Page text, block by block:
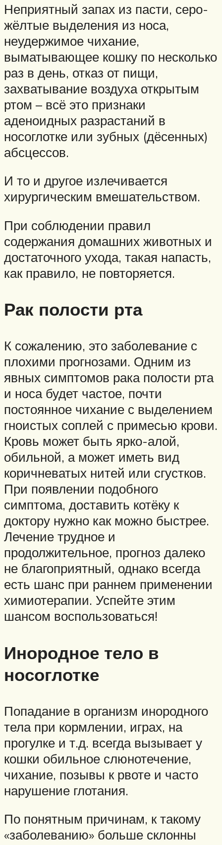
Неприятный запах из пасти, серо-
жёлтые выделения из носа,
неудержимое чихание,
выматывающее кошку по несколько
раз в день, отказ от пищи,
захватывание воздуха открытым
ртом – всё это признаки
аденоидных разрастаний в
носоглотке или зубных (дёсенных)
абсцессов.
И то и другое излечивается
хирургическим вмешательством.
При соблюдении правил
содержания домашних животных и
достаточного ухода, такая напасть,
как правило, не повторяется.
Рак полости рта
К сожалению, это заболевание с
плохими прогнозами. Одним из
явных симптомов рака полости рта
и носа будет частое, почти
постоянное чихание с выделением
гноистых соплей с примесью крови.
Кровь может быть ярко-алой,
обильной, а может иметь вид
коричневатых нитей или сгустков.
При появлении подобного
симптома, доставить котёку к
доктору нужно как можно быстрее.
Лечение трудное и
продолжительное, прогноз далеко
не благоприятный, однако всегда
есть шанс при раннем применении
химиотерапии. Успейте этим
шансом воспользоваться!
Инородное тело в
носоглотке
Попадание в организм инородного
тела при кормлении, играх, на
прогулке и т.д. всегда вызывает у
кошки обильное слюнотечение,
чихание, позывы к рвоте и часто
нарушение глотания.
По понятным причинам, к такому
«заболеванию» больше склонны